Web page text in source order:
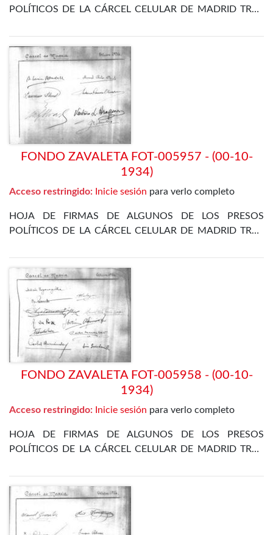
POLÍTICOS DE LA CÁRCEL CELULAR DE MADRID TRAS
FONDO ZAVALETA FOT-005957 - (00-10-
1934)
Acceso restringido: Inicie sesión para verlo completo
HOJA DE FIRMAS DE ALGUNOS DE LOS PRESOS
POLÍTICOS DE LA CÁRCEL CELULAR DE MADRID TRAS
FONDO ZAVALETA FOT-005958 - (00-10-
1934)
Acceso restringido: Inicie sesión para verlo completo
HOJA DE FIRMAS DE ALGUNOS DE LOS PRESOS
POLÍTICOS DE LA CÁRCEL CELULAR DE MADRID TRAS